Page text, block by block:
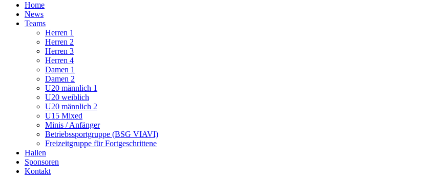
Home
News
Teams
Herren 1
Herren 2
Herren 3
Herren 4
Damen 1
Damen 2
U20 männlich 1
U20 weiblich
U20 männlich 2
U15 Mixed
Minis / Anfänger
Betriebssportgruppe (BSG VIAVI)
Freizeitgruppe für Fortgeschrittene
Hallen
Sponsoren
Kontakt